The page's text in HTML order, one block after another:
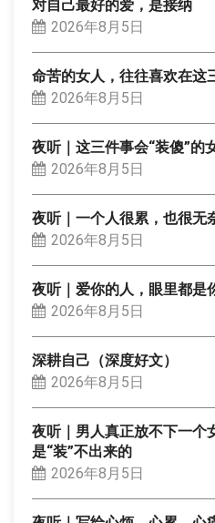
对自己最好的爱，是接纳
2026年8月5日
命苦的女人，往往喜欢在这
2026年8月5日
夜听｜这三件事会“装傻”的
2026年8月5日
夜听｜一个人很累，也很无
2026年8月5日
夜听｜爱你的人，眼里都是
2026年8月5日
深耕自己（深度好文）
2026年8月5日
夜听｜男人真正放不下一个
是“装”不出来的
2026年8月5日